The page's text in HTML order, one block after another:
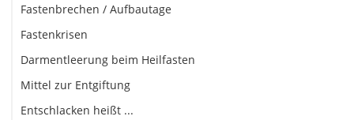
Fastenbrechen / Aufbautage
Fastenkrisen
Darmentleerung beim Heilfasten
Mittel zur Entgiftung
Entschlacken heißt ...